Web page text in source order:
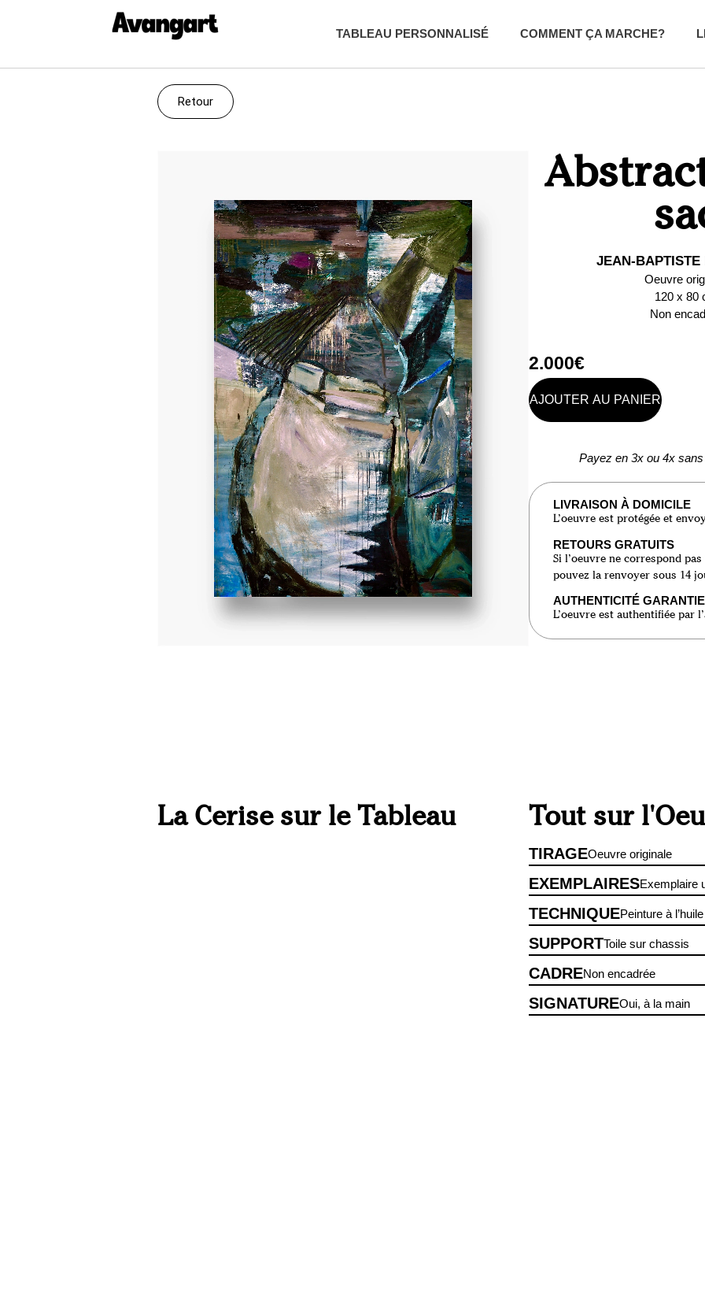
TABLEAU PERSONNALISÉ COMMENT ÇA MARCHE?
Retour
JEAN-BAPTISTE
Oeuvre
120 x 80
Non
2.000€
AJOUTER AU PANIER
Payez en 3x ou 4x
LIVRAISON À DOMICILE
L’oeuvre est protégée et
RETOURS GRATUITS
Si l’oeuvre ne correspond
pouvez la renvoyer sous 14
AUTHENTICITÉ GARANTIE
L’oeuvre est authentifiée par
La Cerise sur le Tableau Tout sur
TIRAGEOeuvre originale
EXEMPLAIRESExemplaire
TECHNIQUEPeinture à l’huile
SUPPORTToile sur chassis
CADRENon encadrée
SIGNATUREOui, à la main